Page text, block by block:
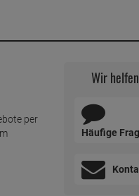
ab8,89
per
Wir
Häufige